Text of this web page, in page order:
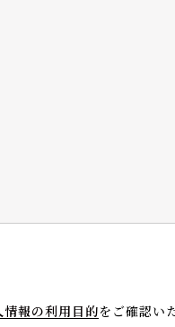
情報の利用目的をご確認い